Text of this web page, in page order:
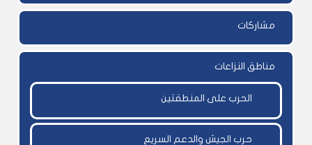
مشاركات
مناطق النزاعات
الحرب على المنطقتين
حرب الجيش والدعم السريع